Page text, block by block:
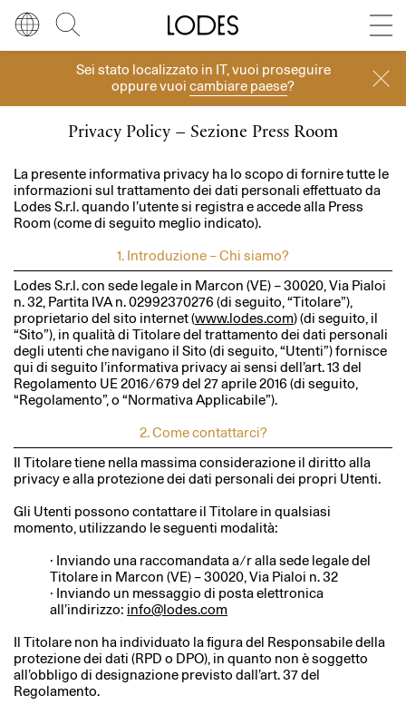
Sei stato localizzato in IT, vuoi proseguire
oppure vuoicambiare paese?
LinguaItaliano
Français
Español
Русский
简体中文
Nord America
Resto del mondo
Store locator Press room
Diesel Living with Lodes
Privacy Policy – Sezione Press Room
Privacy Policy – Sezione Press Room
La presente informativa privacy ha lo scopo di fornire tutte le
informazioni sul trattamento dei dati personali effettuato da
Lodes S.r.l. quando l’utente si registra e accede alla Press
Room (come di seguito meglio indicato).
1. Introduzione – Chi siamo?
Lodes S.r.l. con sede legale in Marcon (VE) – 30020, Via Pialoi
n. 32, Partita IVA n. 02992370276 (di seguito, “Titolare”),
proprietario del sito internet (www.lodes.com) (di seguito, il
“Sito”), in qualità di Titolare del trattamento dei dati personali
degli utenti che navigano il Sito (di seguito, “Utenti”) fornisce
qui di seguito l’informativa privacy ai sensi dell’art. 13 del
Regolamento UE 2016 ⁄ 679 del 27 aprile 2016 (di seguito,
“Regolamento”, o “Normativa Applicabile”).
2. Come contattarci?
Il Titolare tiene nella massima considerazione il diritto alla
privacy e alla protezione dei dati personali dei propri Utenti.
Gli Utenti possono contattare il Titolare in qualsiasi
momento, utilizzando le seguenti modalità:
· Inviando una raccomandata a ⁄ r alla sede legale del
Titolare in Marcon (VE) – 30020, Via Pialoi n. 32
· Inviando un messaggio di posta elettronica
all’indirizzo: info@lodes.com
Il Titolare non ha individuato la figura del Responsabile della
protezione dei dati (RPD o DPO), in quanto non è soggetto
all’obbligo di designazione previsto dall’art. 37 del
Regolamento.